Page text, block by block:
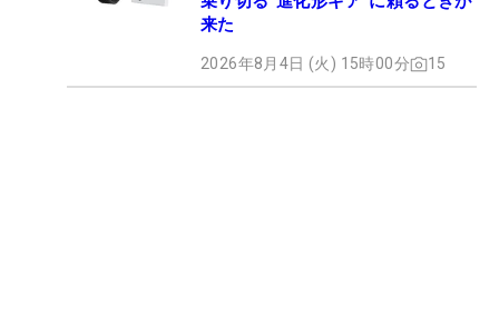
来た
2026年8月4日 (火) 15時00分 15